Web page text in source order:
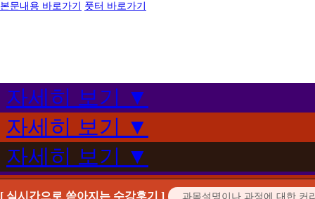
본문내용 바로가기 풋터 바로가기
자세히 보기 ▼
자세히 보기 ▼
자세히 보기 ▼
[ 실시간으로 쏟아지는 수강후기 ]